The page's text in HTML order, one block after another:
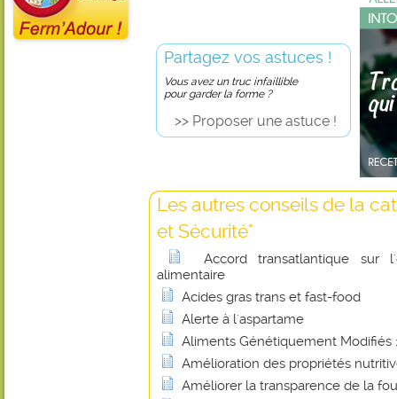
Partagez vos astuces !
Vous avez un truc infaillible
pour garder la forme ?
>> Proposer une astuce !
Les autres conseils de la
et Sécurité"
Accord transatlantique sur
alimentaire
Acides gras trans et fast-food
Alerte à l'aspartame
Aliments Génétiquement Modifiés
Amélioration des propriétés
Améliorer la transparence de la